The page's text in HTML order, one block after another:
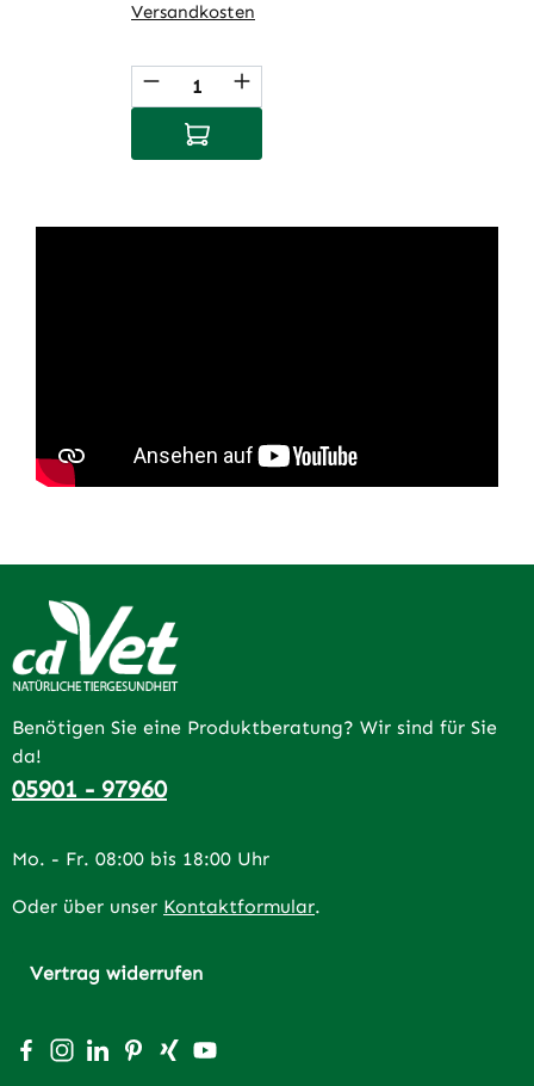
Versandkosten
Produkt Anzahl: Gib den
In den Warenkorb
Benötigen Sie eine Produktberatung? Wir sind für Sie
da!
05901 - 97960
Mo. - Fr. 08:00 bis 18:00 Uhr
Oder über unser Kontaktformular.
Vertrag widerrufen
Besuche uns auf Facebook – öffnet in neuem Tab
Schau auf Instagram vorbei – öffnet in neuem Tab
Vernetze dich mit uns auf LinkedIn – öffnet in
Lass dich auf Pinterest inspirieren – öffnet
Vernetze dich mit uns auf Xing – öffnet
Sieh dir unsere Videos auf YouTube